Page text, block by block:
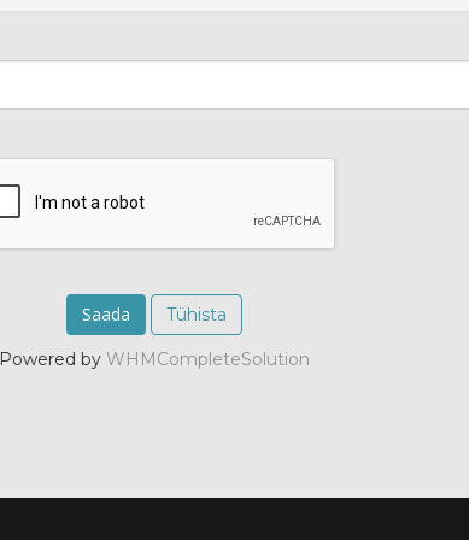
Tühista
Powered by WHMCompleteSolution